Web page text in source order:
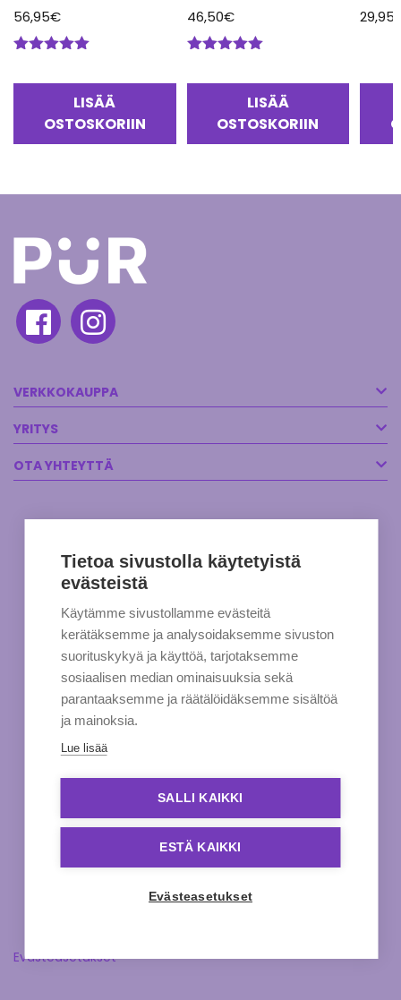
56,95€
LISÄÄ
OSTOSKORIIN
46,50€
LISÄÄ
OSTOSKORIIN
29,95
VERKKOKAUPPA
YRITYS
OTA YHTEYTTÄ
Evästeasetukset
Tietoa sivustolla käytetyistä
evästeistä
Käytämme sivustollamme evästeitä
kerätäksemme ja analysoidaksemme sivuston
suorituskykyä ja käyttöä, tarjotaksemme
sosiaalisen median ominaisuuksia sekä
parantaaksemme ja räätälöidäksemme sisältöä
ja mainoksia.
Lue lisää
SALLI KAIKKI
ESTÄ KAIKKI
Evästeasetukset